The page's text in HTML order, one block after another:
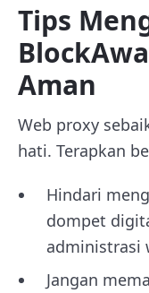
Tips
Aman
Web proxy
hati. Terapkan
Hindari
dompet
administrasi
Jangan